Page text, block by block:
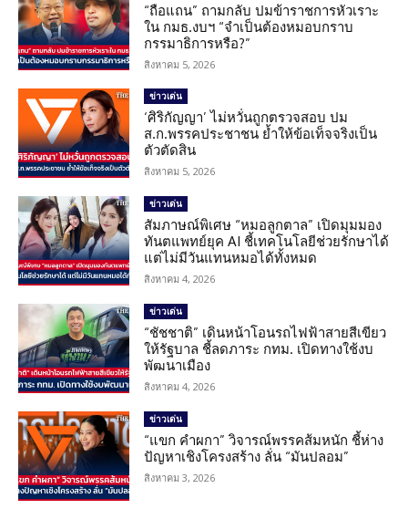
“ถือแถน” ถามกลับ ปมข้าราชการหัวเราะ
ใน กมธ.งบฯ “จำเป็นต้องหมอบกราบ
กรรมาธิการหรือ?”
สิงหาคม 5, 2026
ข่าวเด่น
‘ศิริกัญญา’ ไม่หวั่นถูกตรวจสอบ ปม
ส.ก.พรรคประชาชน ย้ำให้ข้อเท็จจริงเป็น
ตัวตัดสิน
สิงหาคม 5, 2026
ข่าวเด่น
สัมภาษณ์พิเศษ “หมอลูกตาล” เปิดมุมมอง
ทันตแพทย์ยุค AI ชี้เทคโนโลยีช่วยรักษาได้
แต่ไม่มีวันแทนหมอได้ทั้งหมด
สิงหาคม 4, 2026
ข่าวเด่น
“ชัชชาติ” เดินหน้าโอนรถไฟฟ้าสายสีเขียว
ให้รัฐบาล ชี้ลดภาระ กทม. เปิดทางใช้งบ
พัฒนาเมือง
สิงหาคม 4, 2026
ข่าวเด่น
“แขก คำผกา” วิจารณ์พรรคส้มหนัก ชี้ห่าง
ปัญหาเชิงโครงสร้าง ลั่น “มันปลอม”
สิงหาคม 3, 2026